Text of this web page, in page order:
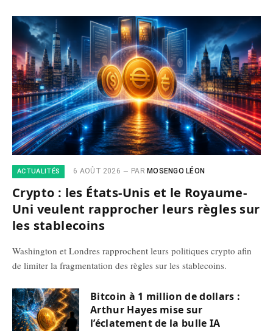
ACTUALITÉS 6 AOÛT 2026 PAR MOSENGO LÉON
Crypto : les États-Unis et le Royaume-
Uni veulent rapprocher leurs règles sur
les stablecoins
Washington et Londres rapprochent leurs politiques crypto afin
de limiter la fragmentation des règles sur les stablecoins.
Bitcoin à 1 million de dollars :
Arthur Hayes mise sur
l’éclatement de la bulle IA